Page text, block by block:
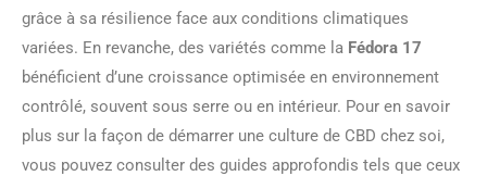
grâce à sa résilience face aux conditions climatiques
variées. En revanche, des variétés comme la Fédora 17
bénéficient d’une croissance optimisée en environnement
contrôlé, souvent sous serre ou en intérieur. Pour en savoir
plus sur la façon de démarrer une culture de CBD chez soi,
vous pouvez consulter des guides approfondis tels que ceux